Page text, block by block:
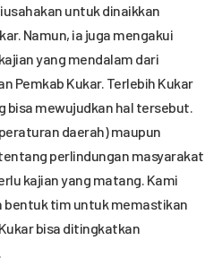
untuk dinaikkan
Namun, ia juga mengakui
yang mendalam dari
Pemkab Kukar. Terlebih Kukar
bisa mewujudkan hal tersebut.
daerah) maupun
perlindungan masyarakat
kajian yang matang. Kami
bentuk tim untuk memastikan
bisa ditingkatkan